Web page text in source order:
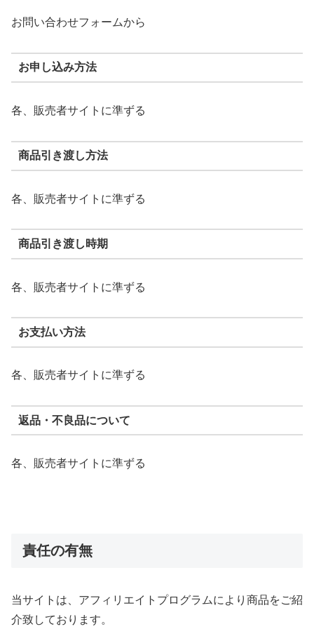
お問い合わせフォームから
お申し込み方法
各、販売者サイトに準ずる
商品引き渡し方法
各、販売者サイトに準ずる
商品引き渡し時期
各、販売者サイトに準ずる
お支払い方法
各、販売者サイトに準ずる
返品・不良品について
各、販売者サイトに準ずる
責任の有無
当サイトは、アフィリエイトプログラムにより商品をご紹
介致しております。